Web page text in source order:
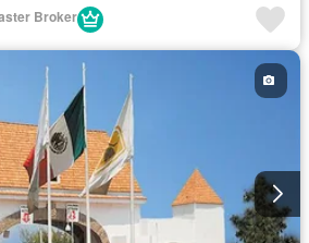
Broker